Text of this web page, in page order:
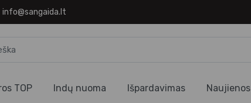
info@sangaida.lt
TOP Indų nuoma Išpardavimas Naujienos